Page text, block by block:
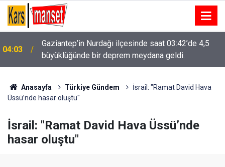
04:03
Gaziantep’in Nurdağı ilçesinde saat 03:42’de 4,5
büyüklüğünde bir deprem meydana geldi.
03:23
Önce biber gazı sıktılar sonra bıçakladılar: 1 ölü, 1
yaralı
Anasayfa Türkiye Gündem
İsrail: "Ramat David Hava
Üssü’nde hasar oluştu"
İsrail: "Ramat David Hava Üssü’nde
hasar oluştu"